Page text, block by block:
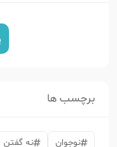
برچسب ها
نوجوان نه گفتن